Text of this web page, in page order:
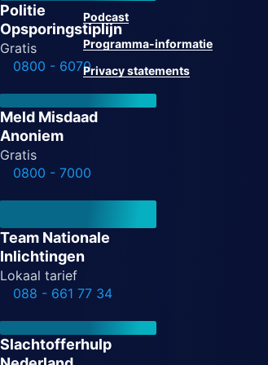
Politie
Opsporingstiplijn
Gratis
0800 - 6070
Meld Misdaad
Anoniem
Gratis
0800 - 7000
Team Nationale
Inlichtingen
Lokaal tarief
088 - 661 77 34
Slachtofferhulp
Podcast
Programma-informatie
Privacy statements